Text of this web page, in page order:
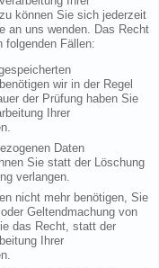
können Sie sich jederzeit
an uns wenden. Das Recht
folgenden Fällen:
wir in der Regel
der Prüfung haben Sie
Ihrer
Daten
Sie statt der Löschung
verlangen.
nicht mehr benötigen, Sie
Geltendmachung von
das Recht, statt der
Ihrer